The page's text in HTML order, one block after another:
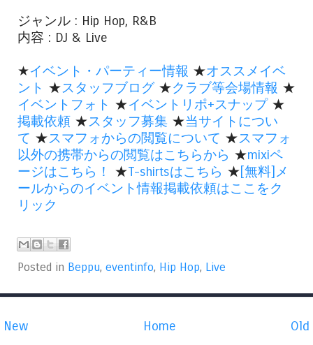
ジャンル : Hip Hop, R&B
内容 : DJ & Live
★イベント・パーティー情報 ★オススメイベ
ント ★スタッフブログ ★クラブ等会場情報 ★
イベントフォト ★イベントリポ+スナップ★
掲載依頼 ★スタッフ募集 ★当サイトについ
て ★スマフォからの閲覧について ★スマフォ
以外の携帯からの閲覧はこちらから ★mixiペ
ージはこちら！
★T-shirtsはこちら ★[無料]メ
ールからのイベント情報掲載依頼はここをク
リック
Posted in Beppu, eventinfo, Hip Hop, Live
New Old
Home